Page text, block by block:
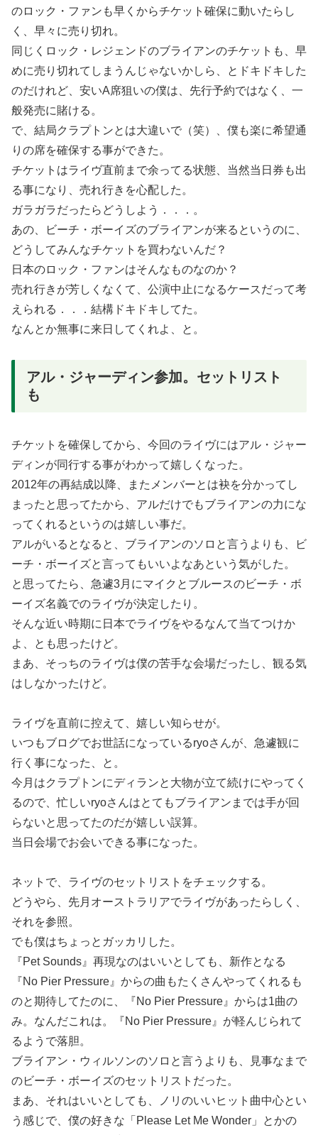
のロック・ファンも早くからチケット確保に動いたらし
く、早々に売り切れ。
同じくロック・レジェンドのブライアンのチケットも、早
めに売り切れてしまうんじゃないかしら、とドキドキした
のだけれど、安いA席狙いの僕は、先行予約ではなく、一
般発売に賭ける。
で、結局クラプトンとは大違いで（笑）、僕も楽に希望通
りの席を確保する事ができた。
チケットはライヴ直前まで余ってる状態、当然当日券も出
る事になり、売れ行きを心配した。
ガラガラだったらどうしよう．．．。
あの、ビーチ・ボーイズのブライアンが来るというのに、
どうしてみんなチケットを買わないんだ？
日本のロック・ファンはそんなものなのか？
売れ行きが芳しくなくて、公演中止になるケースだって考
えられる．．．結構ドキドキしてた。
なんとか無事に来日してくれよ、と。
アル・ジャーディン参加。セットリスト
も
チケットを確保してから、今回のライヴにはアル・ジャー
ディンが同行する事がわかって嬉しくなった。
2012年の再結成以降、またメンバーとは袂を分かってし
まったと思ってたから、アルだけでもブライアンの力にな
ってくれるというのは嬉しい事だ。
アルがいるとなると、ブライアンのソロと言うよりも、ビ
ーチ・ボーイズと言ってもいいよなあという気がした。
と思ってたら、急遽3月にマイクとブルースのビーチ・ボ
ーイズ名義でのライヴが決定したり。
そんな近い時期に日本でライヴをやるなんて当てつけか
よ、とも思ったけど。
まあ、そっちのライヴは僕の苦手な会場だったし、観る気
はしなかったけど。
ライヴを直前に控えて、嬉しい知らせが。
いつもブログでお世話になっているryoさんが、急遽観に
行く事になった、と。
今月はクラプトンにディランと大物が立て続けにやってく
るので、忙しいryoさんはとてもブライアンまでは手が回
らないと思ってたのだが嬉しい誤算。
当日会場でお会いできる事になった。
ネットで、ライヴのセットリストをチェックする。
どうやら、先月オーストラリアでライヴがあったらしく、
それを参照。
でも僕はちょっとガッカリした。
『Pet Sounds』再現なのはいいとしても、新作となる
『No Pier Pressure』からの曲もたくさんやってくれるも
のと期待してたのに、『No Pier Pressure』からは1曲の
み。なんだこれは。『No Pier Pressure』が軽んじられて
るようで落胆。
ブライアン・ウィルソンのソロと言うよりも、見事なまで
のビーチ・ボーイズのセットリストだった。
まあ、それはいいとしても、ノリのいいヒット曲中心とい
う感じで、僕の好きな「Please Let Me Wonder」とかの